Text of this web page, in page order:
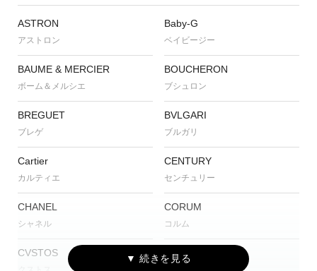
ASTRON
アストロン
Baby-G
ベイビージー
BAUME & MERCIER
ボーム＆メルシエ
BOUCHERON
ブシュロン
BREGUET
ブレゲ
BVLGARI
ブルガリ
Cartier
カルティエ
CENTURY
センチュリー
CHANEL
シャネル
CORUM
コルム
CVSTOS EDOX